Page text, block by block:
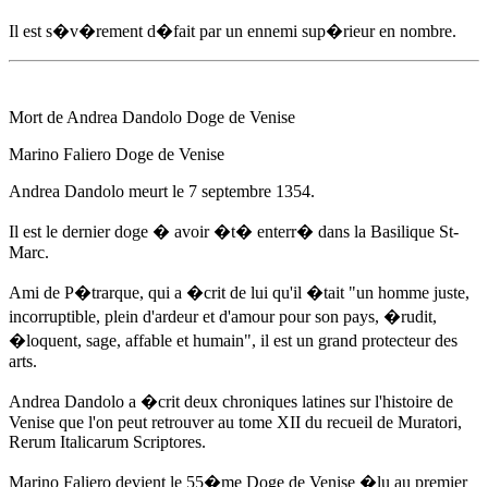
Il est s�v�rement d�fait par un ennemi sup�rieur en nombre.
Mort de Andrea Dandolo Doge de Venise
Marino Faliero Doge de Venise
Andrea Dandolo meurt le 7 septembre 1354.
Il est le dernier doge � avoir �t� enterr� dans la Basilique St-
Marc.
Ami de P�trarque, qui a �crit de lui qu'il �tait "un homme juste,
incorruptible, plein d'ardeur et d'amour pour son pays, �rudit,
�loquent, sage, affable et humain", il est un grand protecteur des
arts.
Andrea Dandolo a �crit deux chroniques latines sur l'histoire de
Venise que l'on peut retrouver au tome XII du recueil de Muratori,
Rerum Italicarum Scriptores.
Marino Faliero devient le 55�me Doge de Venise �lu au premier